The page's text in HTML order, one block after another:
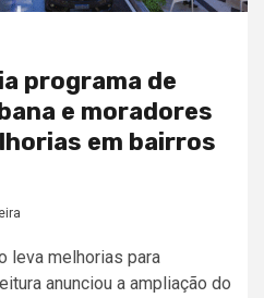
programa de
e moradores
em bairros
leva melhorias para
anunciou a ampliação do